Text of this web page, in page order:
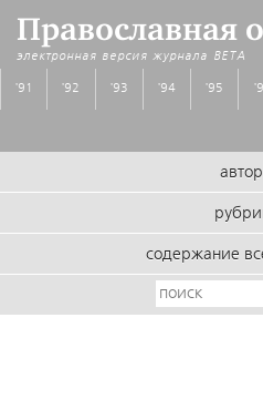
Православная
электронная версия журнала BETA
'91 '92 '93 '94 '95
содержание